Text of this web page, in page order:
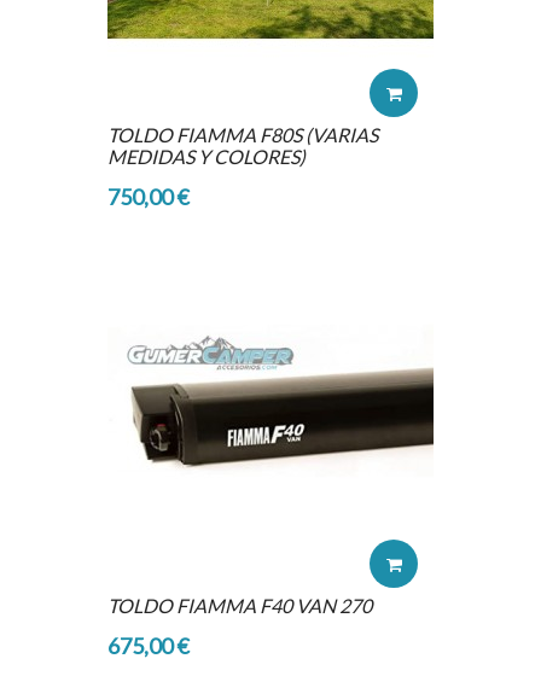
TOLDO FIAMMA F80S (VARIAS
MEDIDAS Y COLORES)
750,00 €
TOLDO FIAMMA F40 VAN 270
675,00 €